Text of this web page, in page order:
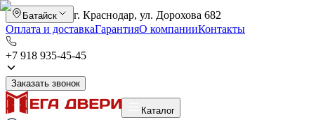
Батайск
г. Краснодар, ул. Дорохова 682
Оплата и доставкаГарантияО компанииКонтакты
+7 918 935-45-45
Заказать звонок
Каталог